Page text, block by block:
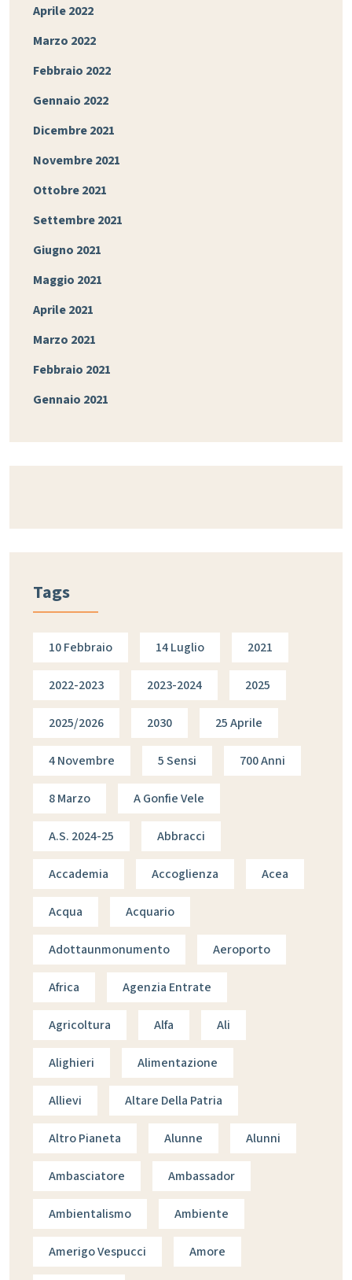
Aprile 2022
Marzo 2022
Febbraio 2022
Gennaio 2022
Dicembre 2021
Novembre 2021
Ottobre 2021
Settembre 2021
Giugno 2021
Maggio 2021
Aprile 2021
Marzo 2021
Febbraio 2021
Gennaio 2021
Tags
10 Febbraio 14 Luglio 2021
2022-2023 2023-2024 2025
2025/2026 2030 25 Aprile
4 Novembre 5 Sensi 700 Anni
8 Marzo A Gonfie Vele
A.s. 2024-25 Abbracci
Accademia Accoglienza Acea
Acqua Acquario
Adottaunmonumento Aeroporto
Africa Agenzia Entrate
Agricoltura Alfa Ali
Alighieri Alimentazione
Allievi Altare Della Patria
Altro Pianeta Alunne Alunni
Ambasciatore Ambassador
Ambientalismo Ambiente
Amerigo Vespucci Amore